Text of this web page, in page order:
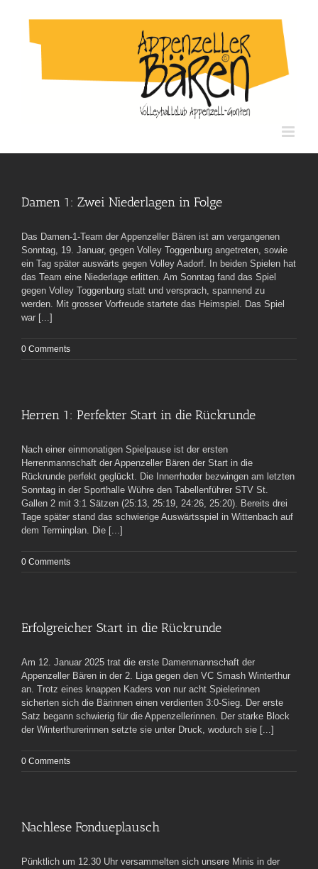
content
Damen 1: Zwei Niederlagen in Folge
Das Damen-1-Team der Appenzeller Bären ist am vergangenen
Sonntag, 19. Januar, gegen Volley Toggenburg angetreten, sowie
ein Tag später auswärts gegen Volley Aadorf. In beiden Spielen hat
das Team eine Niederlage erlitten. Am Sonntag fand das Spiel
gegen Volley Toggenburg statt und versprach, spannend zu
werden. Mit grosser Vorfreude startete das Heimspiel. Das Spiel
war [...]
0 Comments
Herren 1: Perfekter Start in die Rückrunde
Nach einer einmonatigen Spielpause ist der ersten
Herrenmannschaft der Appenzeller Bären der Start in die
Rückrunde perfekt geglückt. Die Innerrhoder bezwingen am letzten
Sonntag in der Sporthalle Wühre den Tabellenführer STV St.
Gallen 2 mit 3:1 Sätzen (25:13, 25:19, 24:26, 25:20). Bereits drei
Tage später stand das schwierige Auswärtsspiel in Wittenbach auf
dem Terminplan. Die [...]
0 Comments
Erfolgreicher Start in die Rückrunde
Am 12. Januar 2025 trat die erste Damenmannschaft der
Appenzeller Bären in der 2. Liga gegen den VC Smash Winterthur
an. Trotz eines knappen Kaders von nur acht Spielerinnen
sicherten sich die Bärinnen einen verdienten 3:0-Sieg. Der erste
Satz begann schwierig für die Appenzellerinnen. Der starke Block
der Winterthurerinnen setzte sie unter Druck, wodurch sie [...]
0 Comments
Nachlese Fondueplausch
Pünktlich um 12.30 Uhr versammelten sich unsere Minis in der